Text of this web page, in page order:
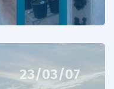
23/03/07